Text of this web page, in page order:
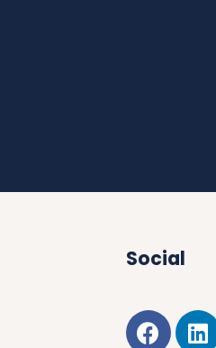
Social